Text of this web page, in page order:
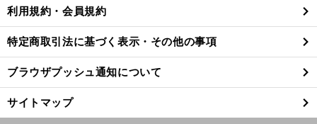
利用規約・会員規約
特定商取引法に基づく表示・その他の事項
ブラウザプッシュ通知について
サイトマップ